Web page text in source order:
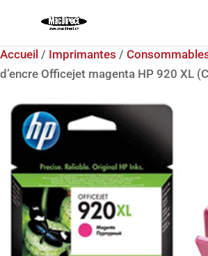
Accueil / Imprimantes /
d’encre Officejet magenta HP 920 XL